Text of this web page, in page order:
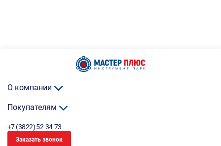
О компании
Покупателям
+7 (3822) 52-34-73
Заказать звонок